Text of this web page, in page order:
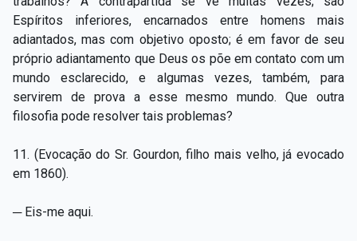
Espíritos inferiores, encarnados entre homens mais
adiantados, mas com objetivo oposto; é em favor de seu
próprio adiantamento que Deus os põe em contato com um
mundo esclarecido, e algumas vezes, também, para
servirem de prova a esse mesmo mundo. Que outra
filosofia pode resolver tais problemas?
11. (Evocação do Sr. Gourdon, filho mais velho, já evocado
em 1860).
─ Eis-me aqui.